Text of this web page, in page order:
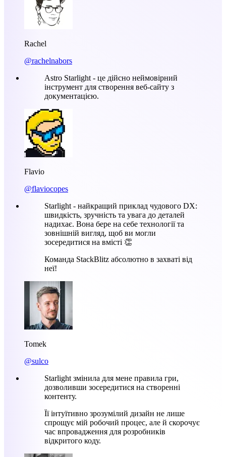
Rachel
@rachelnabors
Astro Starlight - це дійсно неймовірний
інструмент для створення веб-сайту з
документацією.
Flavio
@flaviocopes
Starlight - найкращий приклад чудового DX:
швидкість, зручність та увага до деталей
надихає. Вона бере на себе технології та
зовнішній вигляд, щоб ви могли
зосередитися на вмісті 👏
Команда StackBlitz абсолютно в захваті від
неї!
Tomek
@sulco
Starlight змінила для мене правила гри,
дозволивши зосередитися на створенні
контенту.
Її інтуїтивно зрозумілий дизайн не лише
спрощує мій робочий процес, але й скорочує
час впровадження для розробників
відкритого коду.